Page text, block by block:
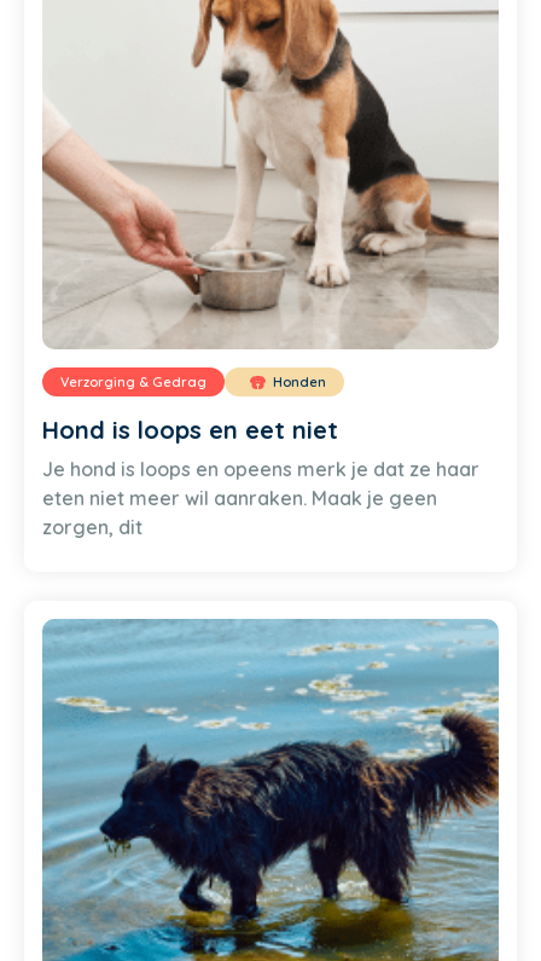
Verzorging & Gedrag Honden
Hond is loops en eet niet
Je hond is loops en opeens merk je dat ze haar
eten niet meer wil aanraken. Maak je geen
zorgen, dit